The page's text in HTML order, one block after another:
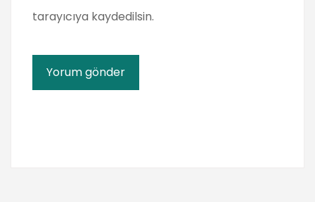
tarayıcıya kaydedilsin.